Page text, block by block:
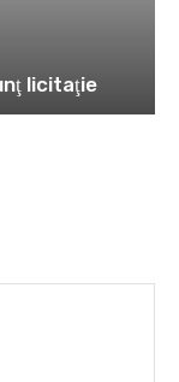
licitaţie